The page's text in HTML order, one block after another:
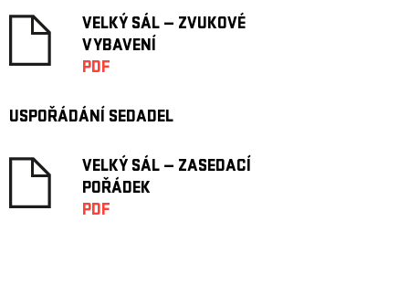
VELKÝ SÁL — ZVUKOVÉ
VYBAVENÍ
PDF
USPOŘÁDÁNÍ SEDADEL
VELKÝ SÁL — ZASEDACÍ
POŘÁDEK
PDF